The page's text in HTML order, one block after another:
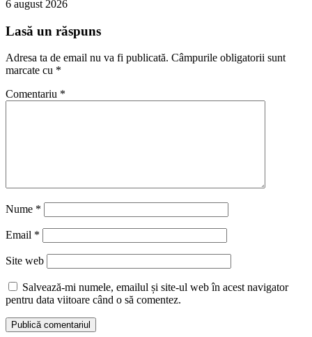
6 august 2026
Lasă un răspuns
Adresa ta de email nu va fi publicată. Câmpurile obligatorii sunt
marcate cu *
Comentariu *
Nume *
Email *
Site web
Salvează-mi numele, emailul și site-ul web în acest navigator
pentru data viitoare când o să comentez.